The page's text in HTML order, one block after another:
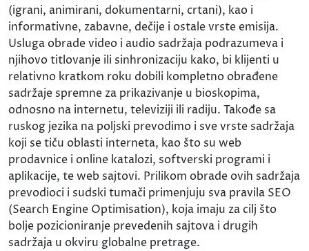
(igrani, animirani, dokumentarni, crtani), kao i
informativne, zabavne, dečije i ostale vrste emisija.
Usluga obrade video i audio sadržaja podrazumeva i
njihovo titlovanje ili sinhronizaciju kako, bi klijenti u
relativno kratkom roku dobili kompletno obrađene
sadržaje spremne za prikazivanje u bioskopima,
odnosno na internetu, televiziji ili radiju. Takođe sa
ruskog jezika na poljski prevodimo i sve vrste sadržaja
koji se tiču oblasti interneta, kao što su web
prodavnice i online katalozi, softverski programi i
aplikacije, te web sajtovi. Prilikom obrade ovih sadržaja
prevodioci i sudski tumači primenjuju sva pravila SEO
(Search Engine Optimisation), koja imaju za cilj što
bolje pozicioniranje prevedenih sajtova i drugih
sadržaja u okviru globalne pretrage.